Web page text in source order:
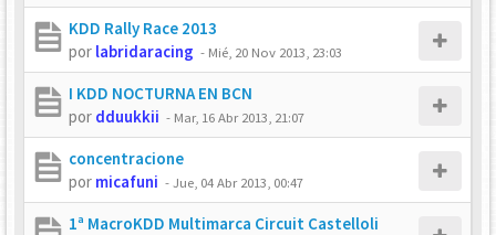
KDD Rally Race 2013
por labridaracing - Mié, 20 Nov 2013, 23:03
I KDD NOCTURNA EN BCN
por dduukkii - Mar, 16 Abr 2013, 21:07
concentracione
por micafuni -Jue, 04 Abr 2013, 00:47
1ª MacroKDD Multimarca Circuit Castelloli